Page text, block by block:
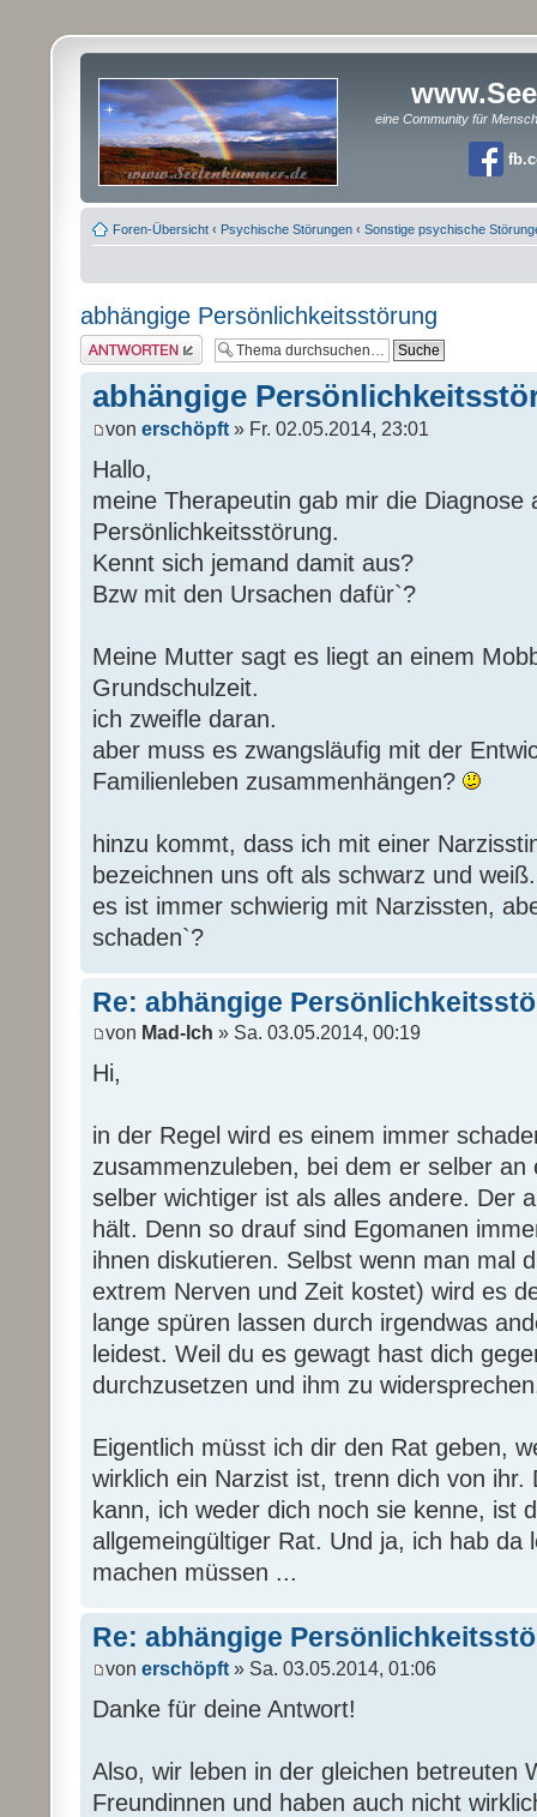
eine Community für
Foren-Übersicht ‹ Psychische Störungen ‹ Sonstige psychische
abhängige Persönlichkeitsstörung
Antwort erstellen
abhängige
von erschöpft » Fr. 02.05.2014, 23:01
Hallo,
meine Therapeutin gab mir die Diagnose
Persönlichkeitsstörung.
Kennt sich jemand damit aus?
Bzw mit den Ursachen dafür`?
Meine Mutter sagt es liegt an einem
Grundschulzeit.
ich zweifle daran.
aber muss es zwangsläufig mit der
Familienleben zusammenhängen?
hinzu kommt, dass ich mit einer
bezeichnen uns oft als schwarz und weiß.
es ist immer schwierig mit Narzissten,
schaden`?
Re: abhängige
von Mad-Ich » Sa. 03.05.2014, 00:19
Hi,
in der Regel wird es einem immer
zusammenzuleben, bei dem er selber
selber wichtiger ist als alles andere. Der
hält. Denn so drauf sind Egomanen
ihnen diskutieren. Selbst wenn man mal
extrem Nerven und Zeit kostet) wird es
lange spüren lassen durch irgendwas
leidest. Weil du es gewagt hast dich
durchzusetzen und ihm zu
Eigentlich müsst ich dir den Rat geben,
wirklich ein Narzist ist, trenn dich von ihr.
kann, ich weder dich noch sie kenne, ist
allgemeingültiger Rat. Und ja, ich hab da
machen müssen ...
Re: abhängige
von erschöpft » Sa. 03.05.2014, 01:06
Danke für deine Antwort!
Also, wir leben in der gleichen betreuten
Freundinnen und haben auch nicht